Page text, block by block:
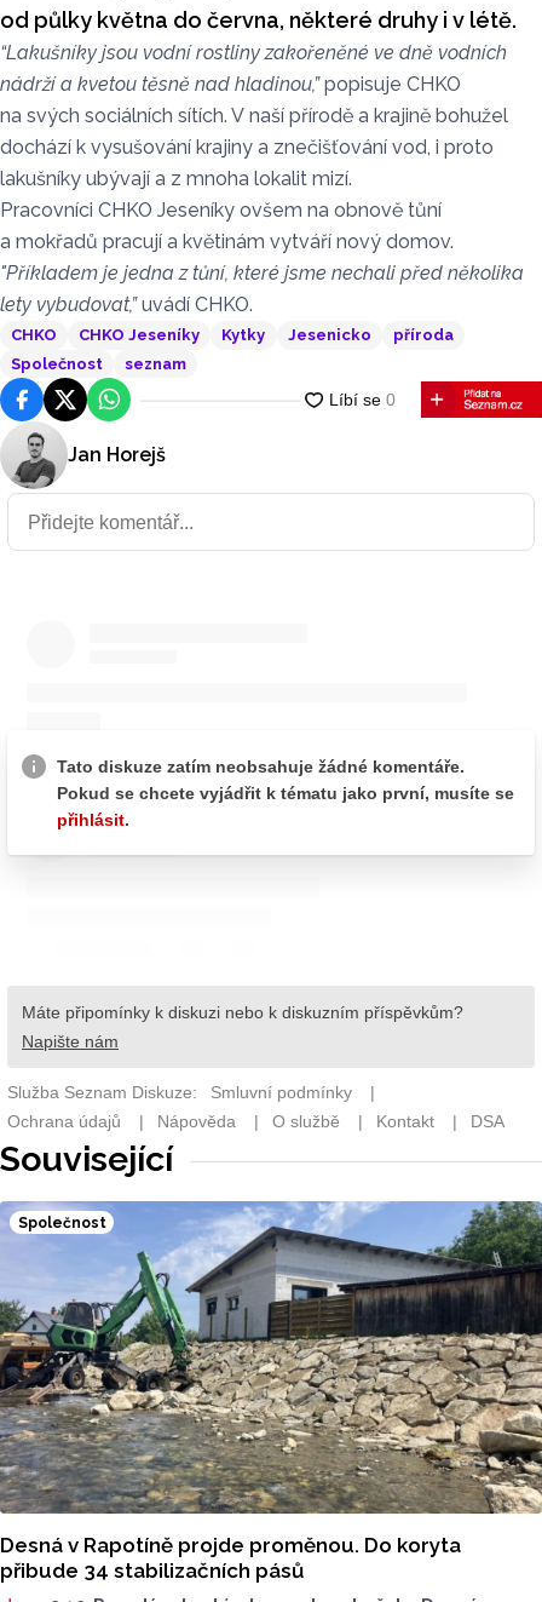
od půlky května do června, některé druhy i v létě.
“Lakušníky jsou vodní rostliny zakořeněné ve dně vodních
nádrží a kvetou těsně nad hladinou,”popisuje CHKO
na svých sociálních sítích. V naší přírodě a krajině bohužel
dochází k vysušování krajiny a znečišťování vod, i proto
lakušníky ubývají a z mnoha lokalit mizí.
Pracovníci CHKO Jeseníky ovšem na obnově tůní
a mokřadů pracují a květinám vytváří nový domov.
"Příkladem je jedna z tůní, které jsme nechali před několika
lety vybudovat,”uvádí CHKO.
CHKO CHKO Jeseníky Kytky Jesenicko
příroda
Společnost
seznam
FacebookPlatforma X
WhatsApp
Jan Horejš
Související
Společnost
Desná v Rapotíně projde proměnou. Do koryta
přibude 34 stabilizačních pásů